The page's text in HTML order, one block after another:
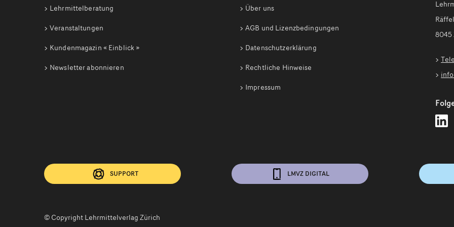
Lehrmittelberatung
Veranstaltungen
Kundenmagazin « Einblick »
Newsletter abonnieren
Über uns
AGB und Lizenzbedingungen
Datenschutzerklärung
Rechtliche Hinweise
Impressum
8045
SUPPORT LMVZ DIGITAL
© Copyright Lehrmittelverlag Zürich